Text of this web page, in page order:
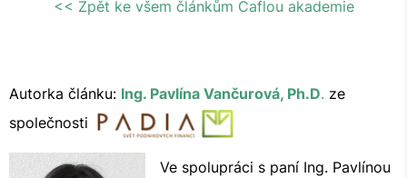
<< Zpět ke všem článkům Caflou akademie
Autorka článku: Ing. Pavlína Vančurová, Ph.D. ze
společnosti
Ve spolupráci s paní Ing. Pavlínou